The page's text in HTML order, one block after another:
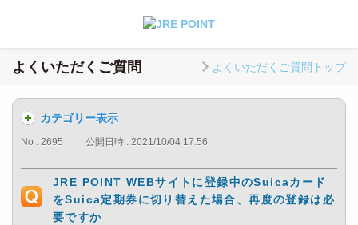
よくいただくご質問 よくいただくご質問トップ
カテゴリー表示
No : 2695 公開日時 : 2021/10/04 17:56
JRE POINT WEBサイトに登録中のSuicaカード
をSuica定期券に切り替えた場合、再度の登録は必
要ですか